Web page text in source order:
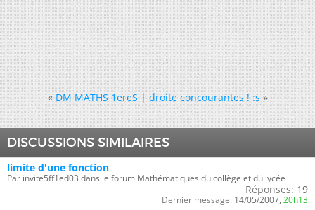
« DM MATHS 1ereS|droite concourantes ! :s »
DISCUSSIONS SIMILAIRES
limite d'une fonction
Par invite5ff1ed03 dans le forum Mathématiques du collège et du lycée
Réponses: 19
Dernier message: 14/05/2007, 20h13